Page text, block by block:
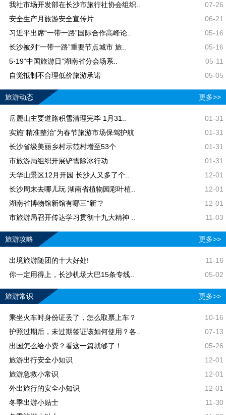
我社市场开发部在长沙市旅行社协会组织..
07-26
安全生产月旅游安全宣传片
06-21
习近平出席“一带一路”国际合作高峰论..
05-16
长沙被列“一带一路”重要节点城市 旅..
05-16
5·19“中国旅游日”湖南省分会场系..
05-11
自觉抵制不合理低价旅游承诺
05-05
旅游动态 更多>>
岳麓山主要道路积雪清理完毕 1月31..
01-31
实施“精准整治”为春节旅游市场保驾护航
01-31
长沙省级美丽乡村示范村增至53个
01-31
市旅游局组织开展铲雪除冰行动
01-31
天华山景区12月开园 长沙人又多了个..
12-01
长沙周末去哪儿玩 湖南省植物园彩叶植..
12-01
湖南省博物馆新馆有哪三"新"?
12-01
市旅游局召开传达学习贯彻十九大精神 ..
11-03
旅游攻略 更多>>
出境旅游随团的十大好处!
11-16
你一定用得上，长沙机场大巴15条专线..
05-02
旅游常识 更多>>
乘坐火车时身份证丢了，怎么取票上车？
10-16
护照过期后，未过期签证该如何使用？各..
07-13
出国怎么给小费？看这一篇就够了！
05-26
旅游出行安全小知识
12-01
旅游急救小常识
12-01
外出旅行的安全小知识
12-01
冬季出游小贴士
11-30